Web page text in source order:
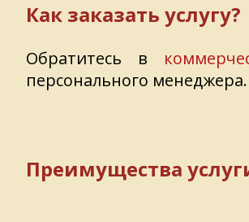
Как заказать услугу?
Обратитесь в
персонального менеджера.
Преимущества